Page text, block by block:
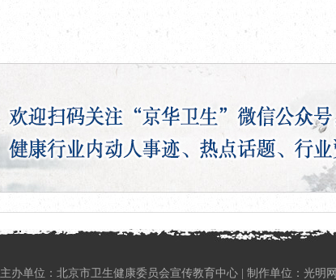
主办单位：北京市卫生健康委员会宣传教育中心 | 制作单位：光明网